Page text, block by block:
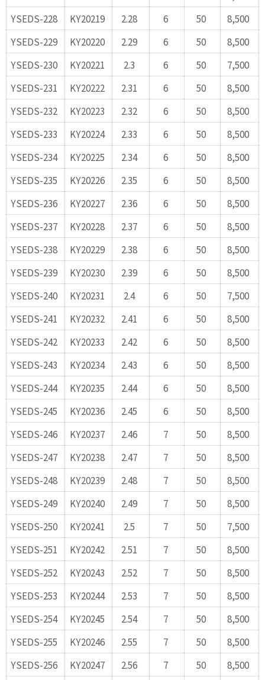
YSEDS-228
KY20219 2.28 6 50
8,500
YSEDS-229
KY20220 2.29 6 50
8,500
YSEDS-230
KY20221 2.3 6 50
7,500
YSEDS-231
KY20222 2.31 6 50
8,500
YSEDS-232
KY20223 2.32 6 50
8,500
YSEDS-233
KY20224 2.33 6 50
8,500
YSEDS-234
KY20225 2.34 6 50
8,500
YSEDS-235
KY20226 2.35 6 50
8,500
YSEDS-236
KY20227 2.36 6 50
8,500
YSEDS-237
KY20228 2.37 6 50
8,500
YSEDS-238
KY20229 2.38 6 50
8,500
YSEDS-239
KY20230 2.39 6 50
8,500
YSEDS-240
KY20231 2.4 6 50
7,500
YSEDS-241
KY20232 2.41 6 50
8,500
YSEDS-242
KY20233 2.42 6 50
8,500
YSEDS-243
KY20234 2.43 6 50
8,500
YSEDS-244
KY20235 2.44 6 50
8,500
YSEDS-245
KY20236 2.45 6 50
8,500
YSEDS-246
KY20237 2.46 7 50
8,500
YSEDS-247
KY20238 2.47 7 50
8,500
YSEDS-248
KY20239 2.48 7 50
8,500
YSEDS-249
KY20240 2.49 7 50
8,500
YSEDS-250
KY20241 2.5 7 50
7,500
YSEDS-251
KY20242 2.51 7 50
8,500
YSEDS-252
KY20243 2.52 7 50
8,500
YSEDS-253
KY20244 2.53 7 50
8,500
YSEDS-254
KY20245 2.54 7 50
8,500
YSEDS-255
KY20246 2.55 7 50
8,500
YSEDS-256
KY20247 2.56 7 50
8,500